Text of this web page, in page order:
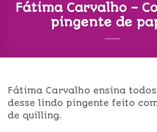
Fátima Carvalho –
pingente de
Fátima Carvalho ensina
desse lindo pingente feito
de quilling.